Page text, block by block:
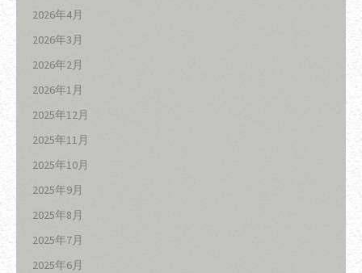
2026年4月
2026年3月
2026年2月
2026年1月
2025年12月
2025年11月
2025年10月
2025年9月
2025年8月
2025年7月
2025年6月